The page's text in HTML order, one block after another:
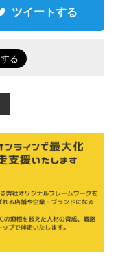
ツイートする